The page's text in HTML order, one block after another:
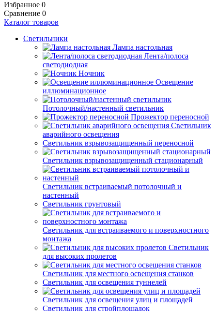
Избранное 0
Сравнение 0
Каталог товаров
Светильники
Лампа настольная
Лента/полоса
светодиодная
Ночник
Освещение
иллюминационное
Потолочный/настенный светильник
Прожектор переносной
Светильник
аварийного освещения
Светильник взрывозащищенный переносной
Светильник взрывозащищенный стационарный
Светильник встраиваемый потолочный и
настенный
Светильник грунтовый
Светильник для встраиваемого и поверхностного
монтажа
Светильник
для высоких пролетов
Светильник для местного освещения станков
Светильник для освещения туннелей
Светильник для освещения улиц и площадей
Светильник для стройплощадок